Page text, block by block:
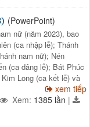
(PowerPoint)
nữ (năm 2023), bao
(ca nhập lễ); Thánh
nam nữ); Nén
(ca dâng lễ); Bát Phúc
Long (ca kết lễ) và
xem tiếp
Xem: 1385 lần |